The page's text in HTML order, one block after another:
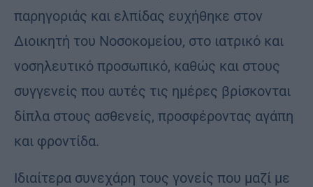
παρηγοριάς και ελπίδας ευχήθηκε στον
Διοικητή του Νοσοκομείου, στο ιατρικό και
νοσηλευτικό προσωπικό, καθώς και στους
συγγενείς που αυτές τις ημέρες βρίσκονται
δίπλα στους ασθενείς, προσφέροντας αγάπη
και φροντίδα.
Ιδιαίτερα συνεχάρη τους γονείς που μαζί με